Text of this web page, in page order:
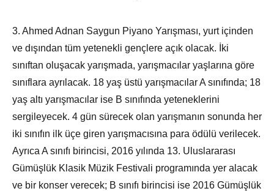
3. Ahmed Adnan Saygun Piyano Yarışması, yurt içinden
ve dışından tüm yetenekli gençlere açık olacak. İki
sınıftan oluşacak yarışmada, yarışmacılar yaşlarına göre
sınıflara ayrılacak. 18 yaş üstü yarışmacılar A sınıfında; 18
yaş altı yarışmacılar ise B sınıfında yeteneklerini
sergileyecek. 4 gün sürecek olan yarışmanın sonunda her
iki sınıfın ilk üçe giren yarışmacısına para ödülü verilecek.
Ayrıca A sınıfı birincisi, 2016 yılında 13. Uluslararası
Gümüşlük Klasik Müzik Festivali programında yer alacak
ve bir konser verecek; B sınıfı birincisi ise 2016 Gümüşlük